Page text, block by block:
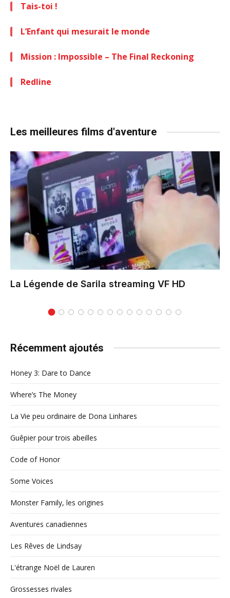
Tais-toi !
L’Enfant qui mesurait le monde
Mission : Impossible – The Final Reckoning
Redline
Les meilleures films d'aventure
La Légende de Sarila streaming VF HD
Récemment ajoutés
Honey 3: Dare to Dance
Where’s The Money
La Vie peu ordinaire de Dona Linhares
Guêpier pour trois abeilles
Code of Honor
Some Voices
Monster Family, les origines
Aventures canadiennes
Les Rêves de Lindsay
L'étrange Noël de Lauren
Grossesses rivales